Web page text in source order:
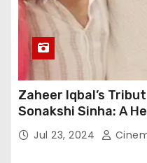
Zaheer Iqbal’s
Sonakshi Sinha: A
Gratitude
Jul 23, 2024